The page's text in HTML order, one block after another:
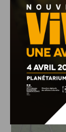
J'AIME LE DFCO
DFCO :
L’ARTISAN